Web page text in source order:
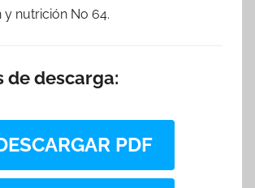
y nutrición No 64.
de descarga:
PDF